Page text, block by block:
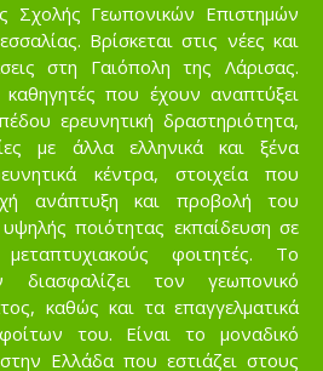
Σχολής Γεωπονικών Επιστημών
Βρίσκεται στις νέες και
στη Γαιόπολη της Λάρισας.
που έχουν αναπτύξει
ερευνητική δραστηριότητα,
με άλλα ελληνικά και ξένα
κέντρα, στοιχεία που
ανάπτυξη και προβολή του
ποιότητας εκπαίδευση σε
φοιτητές. Το
διασφαλίζει τον γεωπονικό
καθώς και τα επαγγελματικά
του. Είναι το μοναδικό
Ελλάδα που εστιάζει στους